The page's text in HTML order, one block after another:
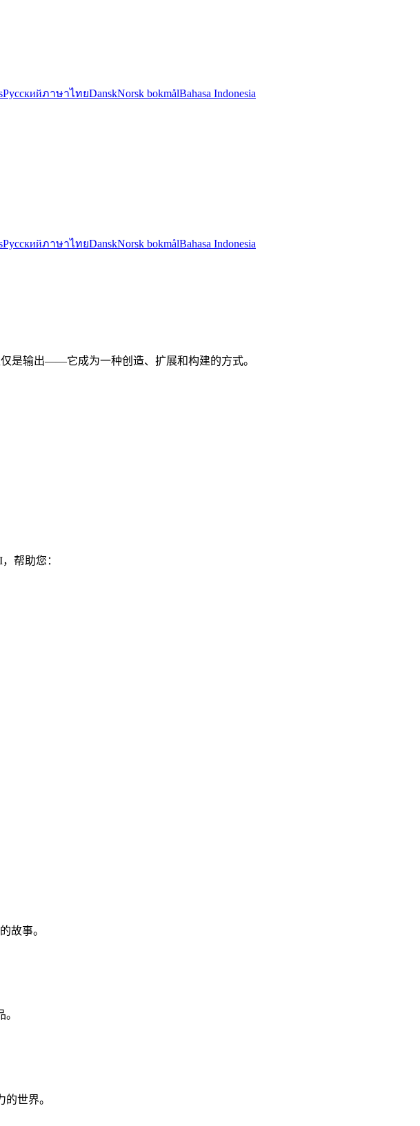
РусскийภาษาไทยDanskNorsk bokmålBahasa Indonesia
РусскийภาษาไทยDanskNorsk bokmålBahasa Indonesia
是输出——它成为一种创造、扩展和构建的方式。
帮助您：
故事。
世界。